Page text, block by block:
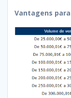
Vantagens